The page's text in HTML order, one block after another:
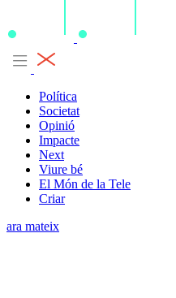
Política
Societat
Opinió
Impacte
Next
Viure bé
El Món de la Tele
Criar
ara mateix